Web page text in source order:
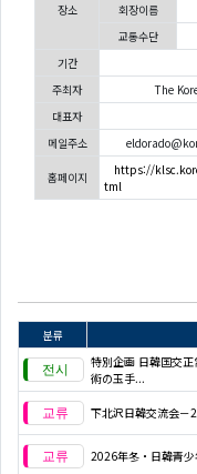
장소
회장이름
교통수단
기간
주최자
The
대표자
메일주소
홈페이지
https://
tml
분류
特別企画 日韓国交
術の玉手...
下北沢日韓交流会－
2026年冬・日韓青